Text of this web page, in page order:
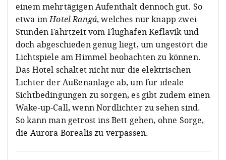
einem mehrtägigen Aufenthalt dennoch gut. So
etwa imHotel Rangá, welches nur knapp zwei
Stunden Fahrtzeit vom Flughafen Keflavik und
doch abgeschieden genug liegt, um ungestört die
Lichtspiele am Himmel beobachten zu können.
Das Hotel schaltet nicht nur die elektrischen
Lichter der Außenanlage ab, um für ideale
Sichtbedingungen zu sorgen, es gibt zudem einen
Wake-up-Call, wenn Nordlichter zu sehen sind.
So kann man getrost ins Bett gehen, ohne Sorge,
die Aurora Borealis zu verpassen.